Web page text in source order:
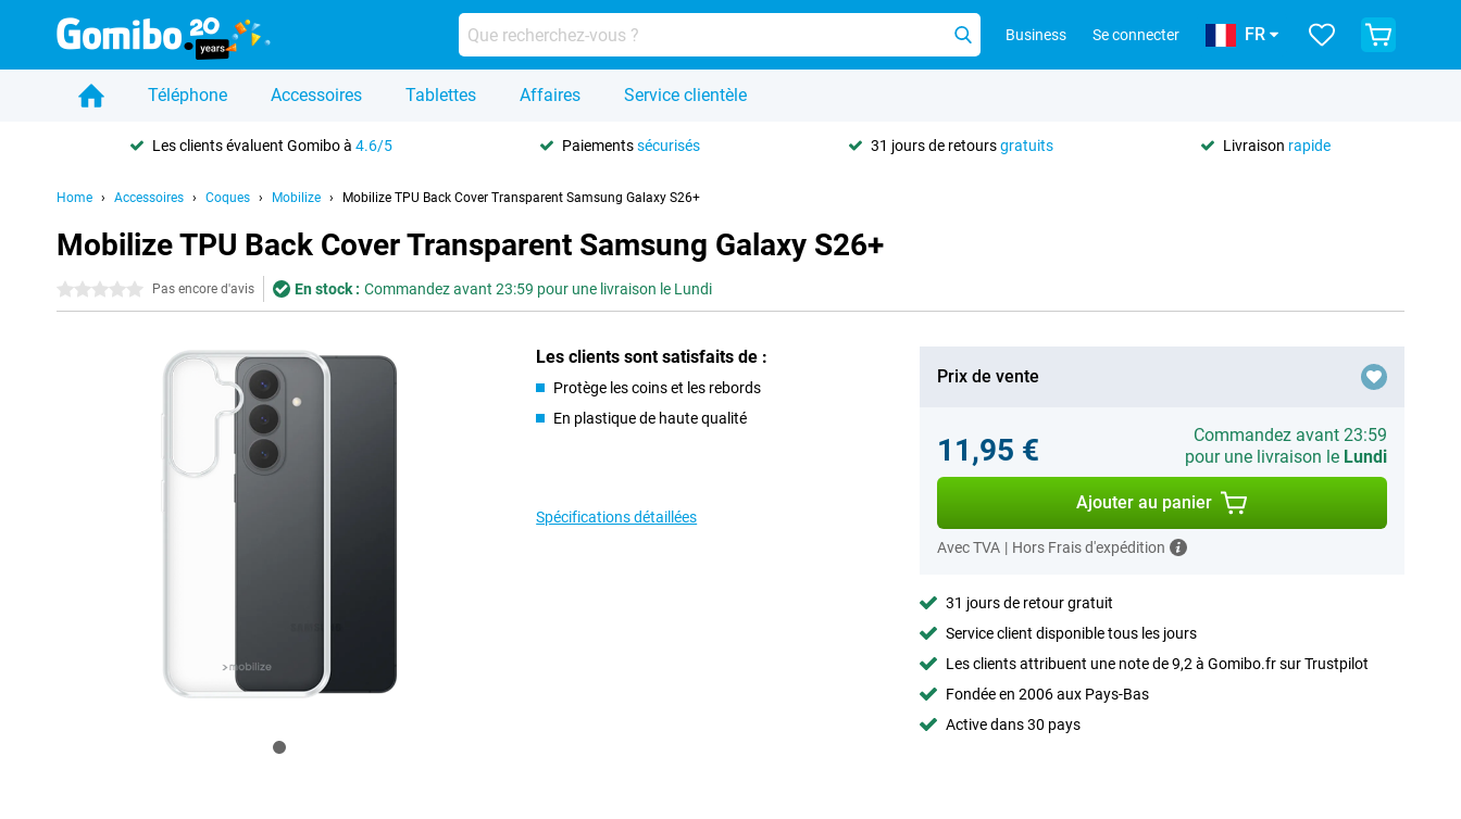
Business Se connecter FR
Téléphone Accessoires Tablettes Affaires Service clientèle
Les clients évaluent Gomibo à4.6/5 Paiementssécurisés 31 jours de retoursgratuits Livraison rapide
Home Accessoires Coques Mobilize Mobilize TPU Back Cover Transparent Samsung Galaxy S26+
Mobilize TPU Back Cover Transparent Samsung Galaxy S26+
0 étoiles Pas encore d'avis En stock : Commandez avant 23:59 pour une livraison le Lundi
Les clients sont satisfaits de :
Protège les coins et les rebords
En plastique de haute qualité
Spécifications détaillées
Prix de vente
11,95 €
Commandez avant 23:59
pour une livraison le Lundi
Ajouter au panier
Avec TVA | Hors Frais d'expédition
31 jours de retour gratuit
Service client disponible tous les jours
Les clients attribuent une note de 9,2 à Gomibo.fr sur Trustpilot
Fondée en 2006 aux Pays-Bas
Active dans 30 pays